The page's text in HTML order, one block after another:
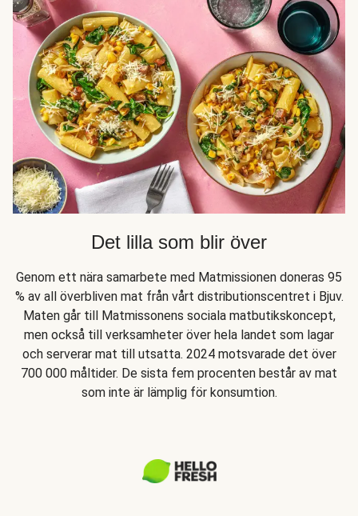
Det lilla som blir över
Genom ett nära samarbete med Matmissionen doneras 95
% av all överbliven mat från vårt distributionscentret i Bjuv.
Maten går till Matmissonens sociala matbutikskoncept,
men också till verksamheter över hela landet som lagar
och serverar mat till utsatta. 2024 motsvarade det över
700 000 måltider. De sista fem procenten består av mat
som inte är lämplig för konsumtion.